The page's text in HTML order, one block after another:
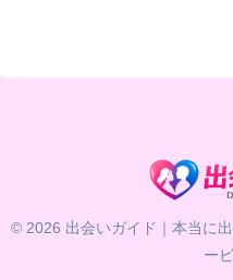
© 2026 出会いガイド｜本当に
ー